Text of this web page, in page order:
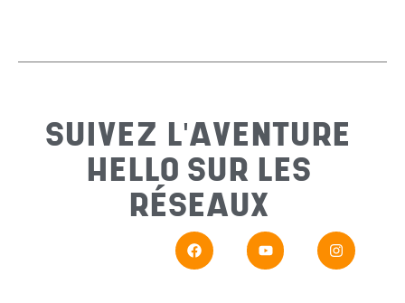
SUIVEZ L'AVENTURE
HELLO SUR LES
RÉSEAUX